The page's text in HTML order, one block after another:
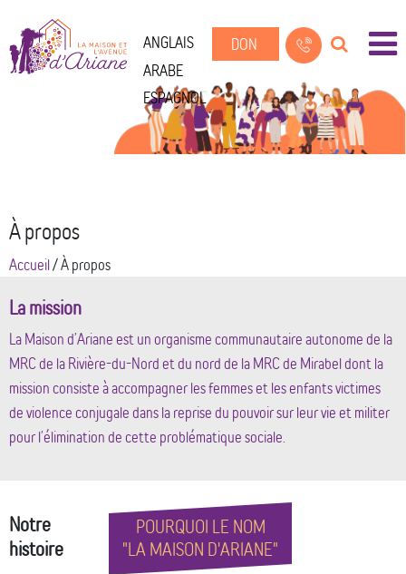
ANGLAIS
ARABE
ESPAGNOL
DON
À propos
Accueil/À propos
La mission
La Maison d’Ariane est un organisme communautaire autonome de la
MRC de la Rivière-du-Nord et du nord de la MRC de Mirabel dont la
mission consiste à accompagner les femmes et les enfants victimes
de violence conjugale dans la reprise du pouvoir sur leur vie et militer
pour l’élimination de cette problématique sociale.
Notre
histoire
POURQUOI LE NOM
"LA MAISON D'ARIANE"